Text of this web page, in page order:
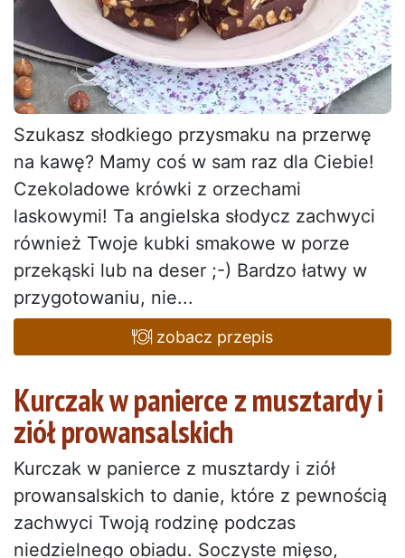
Szukasz słodkiego przysmaku na przerwę
na kawę? Mamy coś w sam raz dla Ciebie!
Czekoladowe krówki z orzechami
laskowymi! Ta angielska słodycz zachwyci
również Twoje kubki smakowe w porze
przekąski lub na deser ;-) Bardzo łatwy w
przygotowaniu, nie...
zobacz przepis
Kurczak w panierce z musztardy i
ziół prowansalskich
Kurczak w panierce z musztardy i ziół
prowansalskich to danie, które z pewnością
zachwyci Twoją rodzinę podczas
niedzielnego obiadu. Soczyste mięso,